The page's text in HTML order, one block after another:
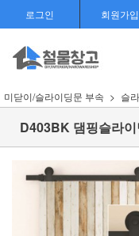
로그인 회원가입
미닫이/슬라이딩문 부속 슬
D403BK 댐핑슬라